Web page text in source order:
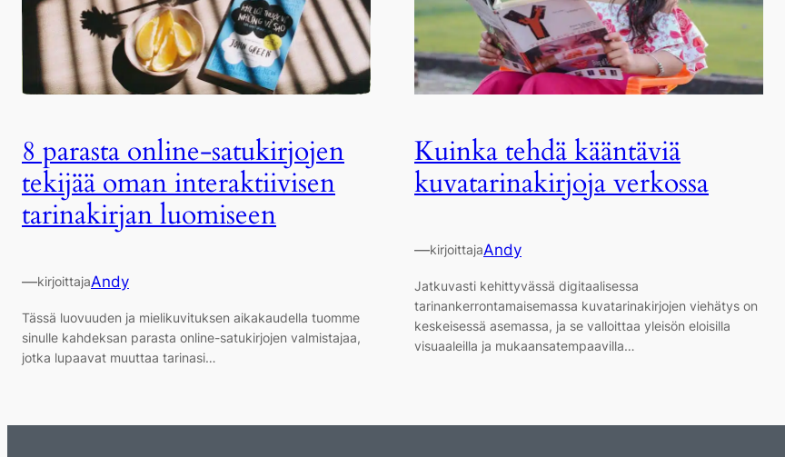
8 parasta online-satukirjojen
tekijää oman interaktiivisen
tarinakirjan luomiseen
—kirjoittajaAndy
Tässä luovuuden ja mielikuvituksen aikakaudella tuomme
sinulle kahdeksan parasta online-satukirjojen valmistajaa,
jotka lupaavat muuttaa tarinasi…
Kuinka tehdä kääntäviä
kuvatarinakirjoja verkossa
—kirjoittajaAndy
Jatkuvasti kehittyvässä digitaalisessa
tarinankerrontamaisemassa kuvatarinakirjojen viehätys on
keskeisessä asemassa, ja se valloittaa yleisön eloisilla
visuaaleilla ja mukaansatempaavilla…